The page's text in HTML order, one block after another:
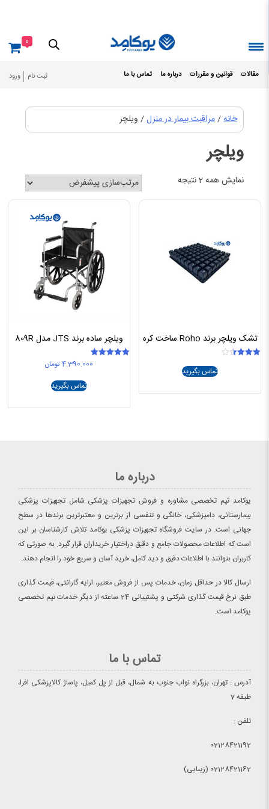
مقالات قوانین و مقررات درباره ما تماس با ما ثبت نام ورود
0
خانه/مراقبت بیمار در منزل/ ویلچر
ویلچر
نمایش همه 2 نتیجه
تشک ویلچر برند Roho ساخت کره
تماس بگیرید
ویلچر ساده برند JTS مدل 809R
4.390.000 تومان
تماس بگیرید
درباره ما
یوکامد تیم تخصصی مشاوره و فروش تجهیزات پزشکی شامل تجهیزات پزشکی
بیمارستانی، دامپزشکی، خانگی و تنفسی از برترین و معتبرترین برندها در سطح
جهانی است. در سایت فروشگاه تجهیزات پزشکی یوکامد تلاش کارشناسان بر این
است که اطلاعات محصولات جامع و دقیق دراختیار خریداران قرار گیرد. به صورتی که
کاربران بتوانند با اطلاعات دقیق و دید کامل، خرید آسان و سریع خود را انجام دهند.
ارسال کالا در حداقل زمان، خدمات پس از فروش معتبر، ارایه گارانتی، قیمت گذاری
طبق نرخ قیمت گذاری شرکتی و پشتیبانی 24 ساعته از دیگر خدمات تیم تخصصی
یوکامد است.
تماس با ما
آدرس : تهران، بزرگراه نواب جنوب به شمال، قبل از پل کمیل، پاساژ کالاپزشکی افرا،
طبقه 7
تلفن :
02128421192
02128421162 (زیبایی)